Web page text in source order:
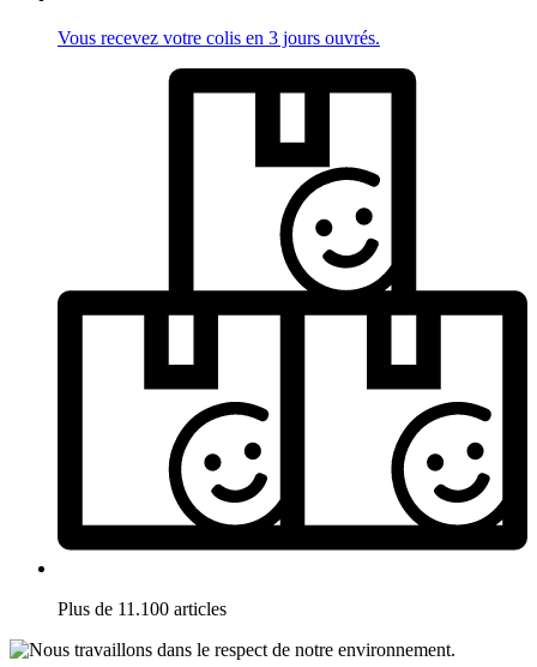
Vous recevez votre colis en 3 jours ouvrés.
Plus de 11.100 articles